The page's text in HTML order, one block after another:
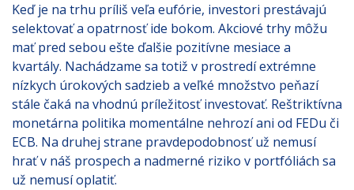
Keď je na trhu príliš veľa eufórie, investori prestávajú
selektovať a opatrnosť ide bokom. Akciové trhy môžu
mať pred sebou ešte ďalšie pozitívne mesiace a
kvartály. Nachádzame sa totiž v prostredí extrémne
nízkych úrokových sadzieb a veľké množstvo peňazí
stále čaká na vhodnú príležitosť investovať. Reštriktívna
monetárna politika momentálne nehrozí ani od FEDu či
ECB. Na druhej strane pravdepodobnosť už nemusí
hrať v náš prospech a nadmerné riziko v portfóliách sa
už nemusí oplatiť.